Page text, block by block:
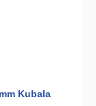
Kubala